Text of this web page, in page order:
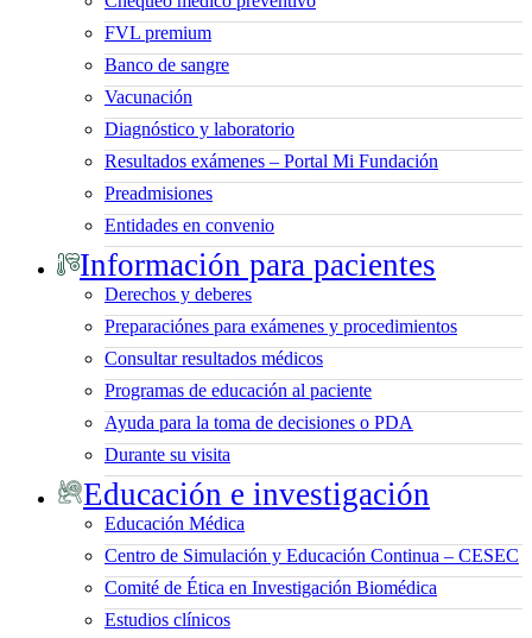
FVL premium
Banco de sangre
Vacunación
Diagnóstico y laboratorio
Resultados exámenes – Portal Mi Fundación
Preadmisiones
Entidades en convenio
Información para pacientes
Derechos y deberes
Preparaciónes para exámenes y procedimientos
Consultar resultados médicos
Programas de educación al paciente
Ayuda para la toma de decisiones o PDA
Durante su visita
Educación e investigación
Educación Médica
Centro de Simulación y Educación Continua – CESEC
Comité de Ética en Investigación Biomédica
Estudios clínicos